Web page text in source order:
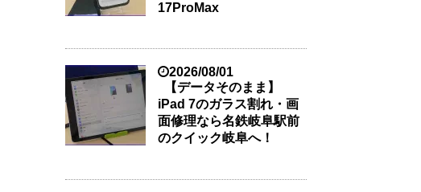
17ProMax
2026/08/01
【データそのまま】
iPad 7のガラス割れ・画
面修理なら名鉄岐阜駅前
のクイック岐阜へ！